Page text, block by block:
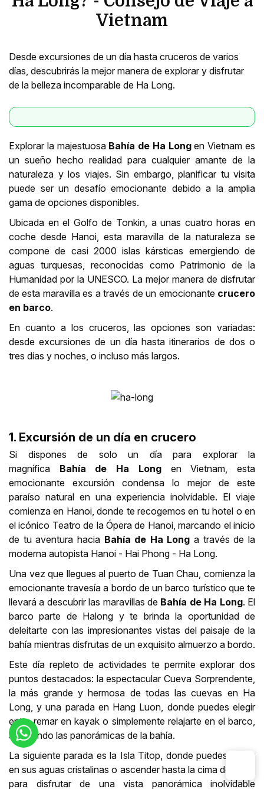
Vietnam
Desde excursiones de un día hasta cruceros de varios
días, descubrirás la mejor manera de explorar y disfrutar
de la belleza incomparable de Ha Long.
Explorar la majestuosa Bahía de Ha Longen Vietnam es
un sueño hecho realidad para cualquier amante de la
naturaleza y los viajes. Sin embargo, planificar tu visita
puede ser un desafío emocionante debido a la amplia
gama de opciones disponibles.
Ubicada en el Golfo de Tonkin, a unas cuatro horas en
coche desde Hanoi, esta maravilla de la naturaleza se
compone de casi 2000 islas kársticas emergiendo de
aguas turquesas, reconocidas como Patrimonio de la
Humanidad por la UNESCO. La mejor manera de disfrutar
de esta maravilla es a través de un emocionante crucero
en barco.
En cuanto a los cruceros, las opciones son variadas:
desde excursiones de un día hasta itinerarios de dos o
tres días y noches, o incluso más largos.
1. Excursión de un día en crucero
Si dispones de solo un día para explorar la
magnífica Bahía de Ha Longen Vietnam, esta
emocionante excursión condensa lo mejor de este
paraíso natural en una experiencia inolvidable. El viaje
comienza en Hanoi, donde te recogemos en tu hotel o en
el icónico Teatro de la Ópera de Hanoi, marcando el inicio
de tu aventura hacia Bahía de Ha Long a través de la
moderna autopista Hanoi - Hai Phong - Ha Long.
Una vez que llegues al puerto de Tuan Chau, comienza la
emocionante travesía a bordo de un barco turístico que te
llevará a descubrir las maravillas de Bahía de Ha Long. El
barco parte de Halong y te brinda la oportunidad de
deleitarte con las impresionantes vistas del paisaje de la
bahía mientras disfrutas de un exquisito almuerzo a bordo.
Este día repleto de actividades te permite explorar dos
puntos destacados: la espectacular Cueva Sorprendente,
la más grande y hermosa de todas las cuevas en Ha
Long, y una parada en Hang Luon, donde puedes elegir
entre remar en kayak o simplemente relajarte en el barco,
admirando las panorámicas de la bahía.
La siguiente parada es la Isla Titop, donde puedes nadar
en sus aguas cristalinas o ascender hasta la cima de Titop
para disfrutar de una vista panorámica inolvidable